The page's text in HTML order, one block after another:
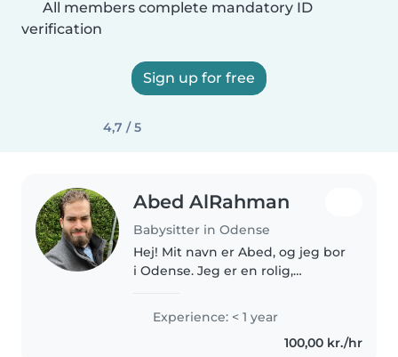
All members complete mandatory ID
verification
Sign up for free
4,7 / 5
Abed AlRahman
Babysitter in Odense
Hej! Mit navn er Abed, og jeg bor
i Odense. Jeg er en rolig,
der virkelig nyder at tilbringe tid
sammen med børn. Jeg har et
stort hjerte og gør altid..
Experience: < 1 year
100,00 kr./hr